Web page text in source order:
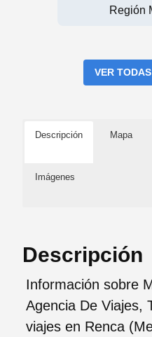
Región
VER
Descripción Mapa
Imágenes
Descripción
Información sobre
Agencia De Viajes,
viajes en Renca